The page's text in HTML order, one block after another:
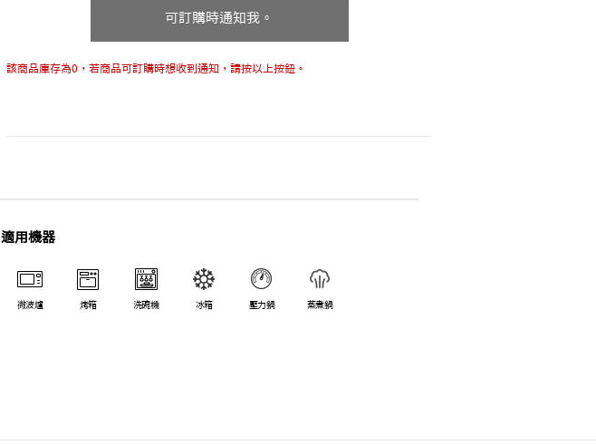
可訂購時通知我。
該商品庫存為0，若商品可訂購時想收到通知，請按以上按鈕。
適用機器
微波爐 烤箱 洗碗機 冰箱 壓力鍋 蒸煮鍋